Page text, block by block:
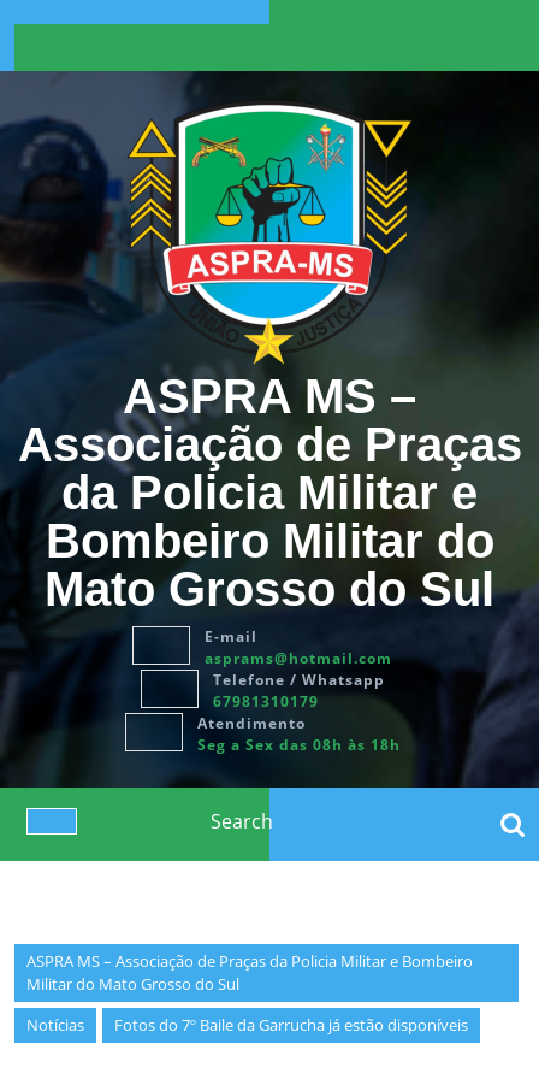
ASPRA MS –
Associação de Praças
da Policia Militar e
Bombeiro Militar do
Mato Grosso do Sul
E-mail
asprams@hotmail.com
Telefone / Whatsapp
67981310179
Atendimento
Seg a Sex das 08h às 18h
Open
for:
ASPRA MS – Associação de Praças da Policia Militar e Bombeiro
Militar do Mato Grosso do Sul
Notícias
Fotos do 7º Baile da Garrucha já estão disponíveis